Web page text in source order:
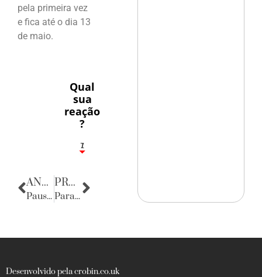
pela primeira vez
e fica até o dia 13
de maio.
Qual
sua
reação
?
1
7
ANTERIOR
Pausa Poética
PRÓXIMA
Parabéns
Desenvolvido pela crobin.co.uk